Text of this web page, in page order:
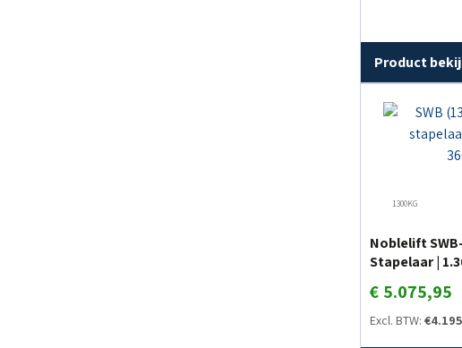
Product
1300KG
Noblelift
Stapelaar |
€ 5.075,95
Excl. BTW: €